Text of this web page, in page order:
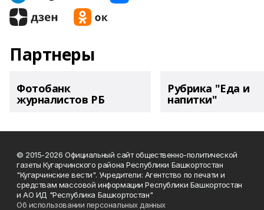
Партнеры
Фотобанк
журналистов РБ
Рубрика "Еда и
напитки"
© 2015-2026 Официальный сайт общественно-политической
газеты Кугарчинского района Республики Башкортостан
"Кугарчинские вести". Учредители: Агентство по печати и
средствам массовой информации Республики Башкортостан
и АО ИД "Республика Башкортостан"
Об использовании персональных данных